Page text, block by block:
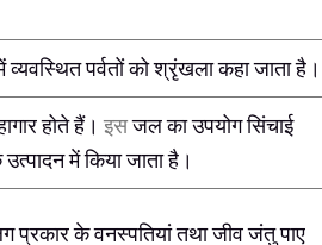
पर्वतों को श्रृंखला कहा जाता है।
होते हैं। इसजल का उपयोग सिंचाई
में किया जाता है।
प्रकार के वनस्पतियां तथा जीव जंतु पाए